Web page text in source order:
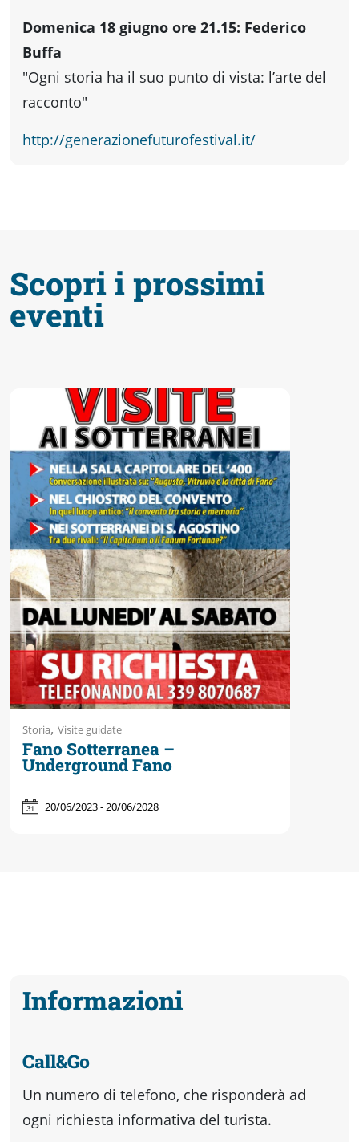
Fano
Accessibili
Domenica 18 giugno ore 21.15: Federico
Buffa
"Ogni storia ha il suo punto di vista: l’arte del
racconto"
http://generazionefuturofestival.it/
Scopri i prossimi
eventi
Storia, Visite guidate
Fano Sotterranea –
Underground Fano
20/06/2023 - 20/06/2028
Informazioni
Call&Go
Un numero di telefono, che risponderà ad
ogni richiesta informativa del turista.